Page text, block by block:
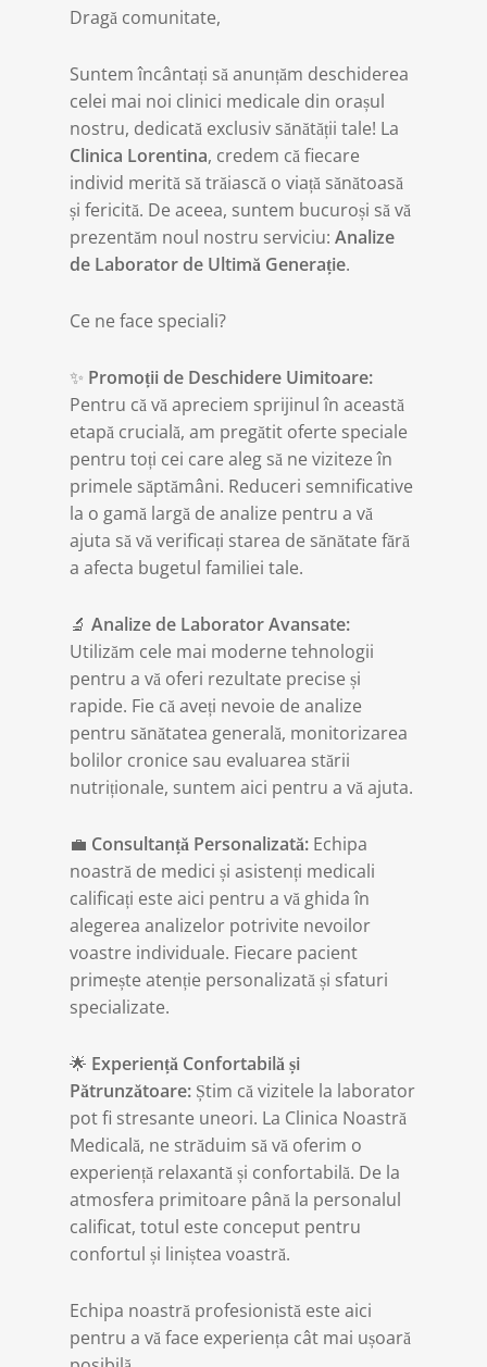
Dragă comunitate,
Suntem încântați să anunțăm deschiderea
celei mai noi clinici medicale din orașul
nostru, dedicată exclusiv sănătății tale! La
Clinica Lorentina, credem că fiecare
individ merită să trăiască o viață sănătoasă
și fericită. De aceea, suntem bucuroși să vă
prezentăm noul nostru serviciu: Analize
de Laborator de Ultimă Generație.
Ce ne face speciali?
✨ Promoții de Deschidere Uimitoare:
Pentru că vă apreciem sprijinul în această
etapă crucială, am pregătit oferte speciale
pentru toți cei care aleg să ne viziteze în
primele săptămâni. Reduceri semnificative
la o gamă largă de analize pentru a vă
ajuta să vă verificați starea de sănătate fără
a afecta bugetul familiei tale.
🔬 Analize de Laborator Avansate:
Utilizăm cele mai moderne tehnologii
pentru a vă oferi rezultate precise și
rapide. Fie că aveți nevoie de analize
pentru sănătatea generală, monitorizarea
bolilor cronice sau evaluarea stării
nutriționale, suntem aici pentru a vă ajuta.
💼 Consultanță Personalizată: Echipa
noastră de medici și asistenți medicali
calificați este aici pentru a vă ghida în
alegerea analizelor potrivite nevoilor
voastre individuale. Fiecare pacient
primește atenție personalizată și sfaturi
specializate.
🌟 Experiență Confortabilă și
Pătrunzătoare: Știm că vizitele la laborator
pot fi stresante uneori. La Clinica Noastră
Medicală, ne străduim să vă oferim o
experiență relaxantă și confortabilă. De la
atmosfera primitoare până la personalul
calificat, totul este conceput pentru
confortul și liniștea voastră.
Echipa noastră profesionistă este aici
pentru a vă face experiența cât mai ușoară